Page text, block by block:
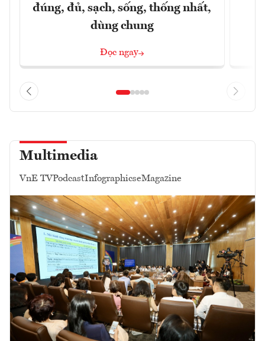
đúng, đủ, sạch, sống, thống nhất,
dùng chung
Đọc ngay
Multimedia
VnE TVPodcastInfographicseMagazine